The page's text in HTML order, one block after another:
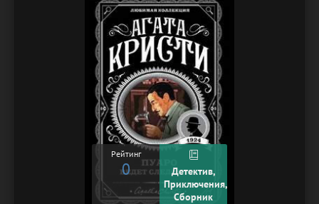
Рейтинг
0
Детектив,
Приключения,
Сборник